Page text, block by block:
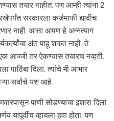
तयार नाहीत. पण आम्ही त्यांना 2
सरकारला कर्जमाफी द्यावीच
नाही. आत्ता आपण हे अन्नत्याग
अंत पाहू शकत नाही. ते
आज्जी तर ऐकण्यास तयारच नव्हती.
पाठिंबा दिला. त्यांचे मी आभार
सर्वांचे यश आहे.
पाणी सोडण्याचा इशारा दिला
यापूर्वीच व्हायला हवा होता. पण